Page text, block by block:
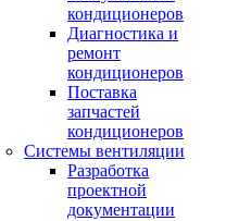
кондиционеров
Диагностика и
ремонт
кондиционеров
Поставка
запчастей
кондиционеров
Системы вентиляции
Разработка
проектной
документации